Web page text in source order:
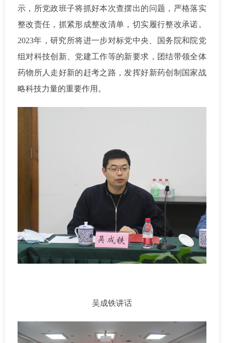
示，所党政班子将抓好本次查摆出的问题，严格落实
整改责任，抓紧形成整改清单，切实履行整改承诺。
2023年，研究所将进一步对标党中央、国务院和院党
组对科技创新、党建工作等的新要求，团结带领全体
药物所人走好新的赶考之路，发挥好新药创制国家战
略科技力量的重要作用。
吴成铁讲话